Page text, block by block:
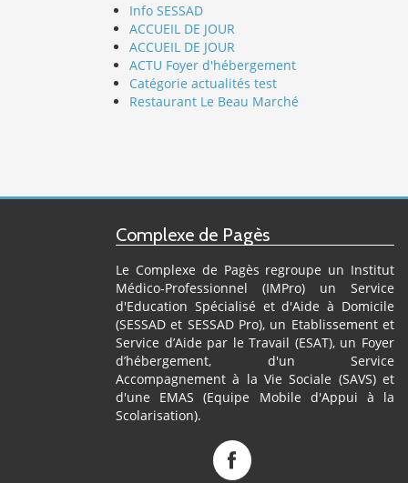
Info SESSAD
ACCUEIL DE JOUR
ACCUEIL DE JOUR
ACTU Foyer d'hébergement
Catégorie actualités test
Restaurant Le Beau Marché
Complexe de Pagès
Le Complexe de Pagès regroupe un Institut
Médico-Professionnel (IMPro) un Service
d'Education Spécialisé et d'Aide à Domicile
(SESSAD et SESSAD Pro), un Etablissement et
Service d’Aide par le Travail (ESAT), un Foyer
d’hébergement, d'un Service
Accompagnement à la Vie Sociale (SAVS) et
d'une EMAS (Equipe Mobile d'Appui à la
Scolarisation).
Complexe